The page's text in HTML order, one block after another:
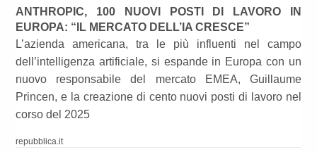
ANTHROPIC, 100 NUOVI POSTI DI LAVORO IN
EUROPA: “IL MERCATO DELL’IA CRESCE”
L’azienda americana, tra le più influenti nel campo
dell’intelligenza artificiale, si espande in Europa con un
nuovo responsabile del mercato EMEA, Guillaume
Princen, e la creazione di cento nuovi posti di lavoro nel
corso del 2025
repubblica.it